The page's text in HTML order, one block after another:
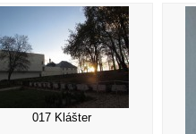
017 Klášter